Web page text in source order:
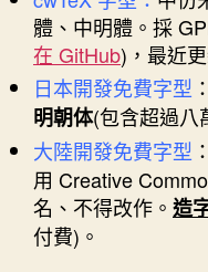
體、中明體。採
在 GitHub)，最近
日本開發免費字型
明朝体(包含超過八
大陸開發免費字型 ：
用 Creative
名、不得改作。 造
付費)。